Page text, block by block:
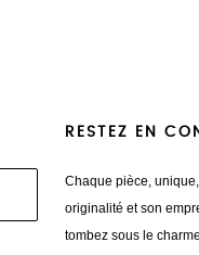
RESTEZ EN
Chaque pièce,
originalité et son
tombez sous le